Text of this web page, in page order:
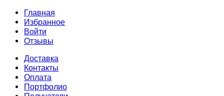
Главная
Избранное
Войти
Отзывы
Доставка
Контакты
Оплата
Портфолио